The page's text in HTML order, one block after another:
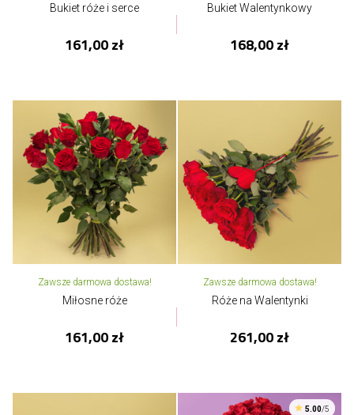
Bukiet róże i serce
161,00 zł
Bukiet Walentynkowy
168,00 zł
Zawsze darmowa dostawa!
Miłosne róże
161,00 zł
Zawsze darmowa dostawa!
Róże na Walentynki
261,00 zł
5.00/5